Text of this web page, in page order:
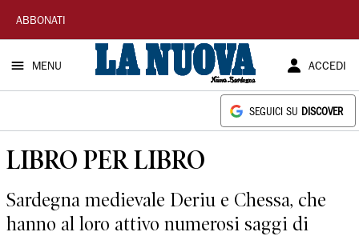
La
Nuova
Sardegna
ABBONATI
MENU ACCEDI
SEGUICI SU DISCOVER
LIBRO PER LIBRO
Sardegna medievale Deriu e Chessa, che
hanno al loro attivo numerosi saggi di